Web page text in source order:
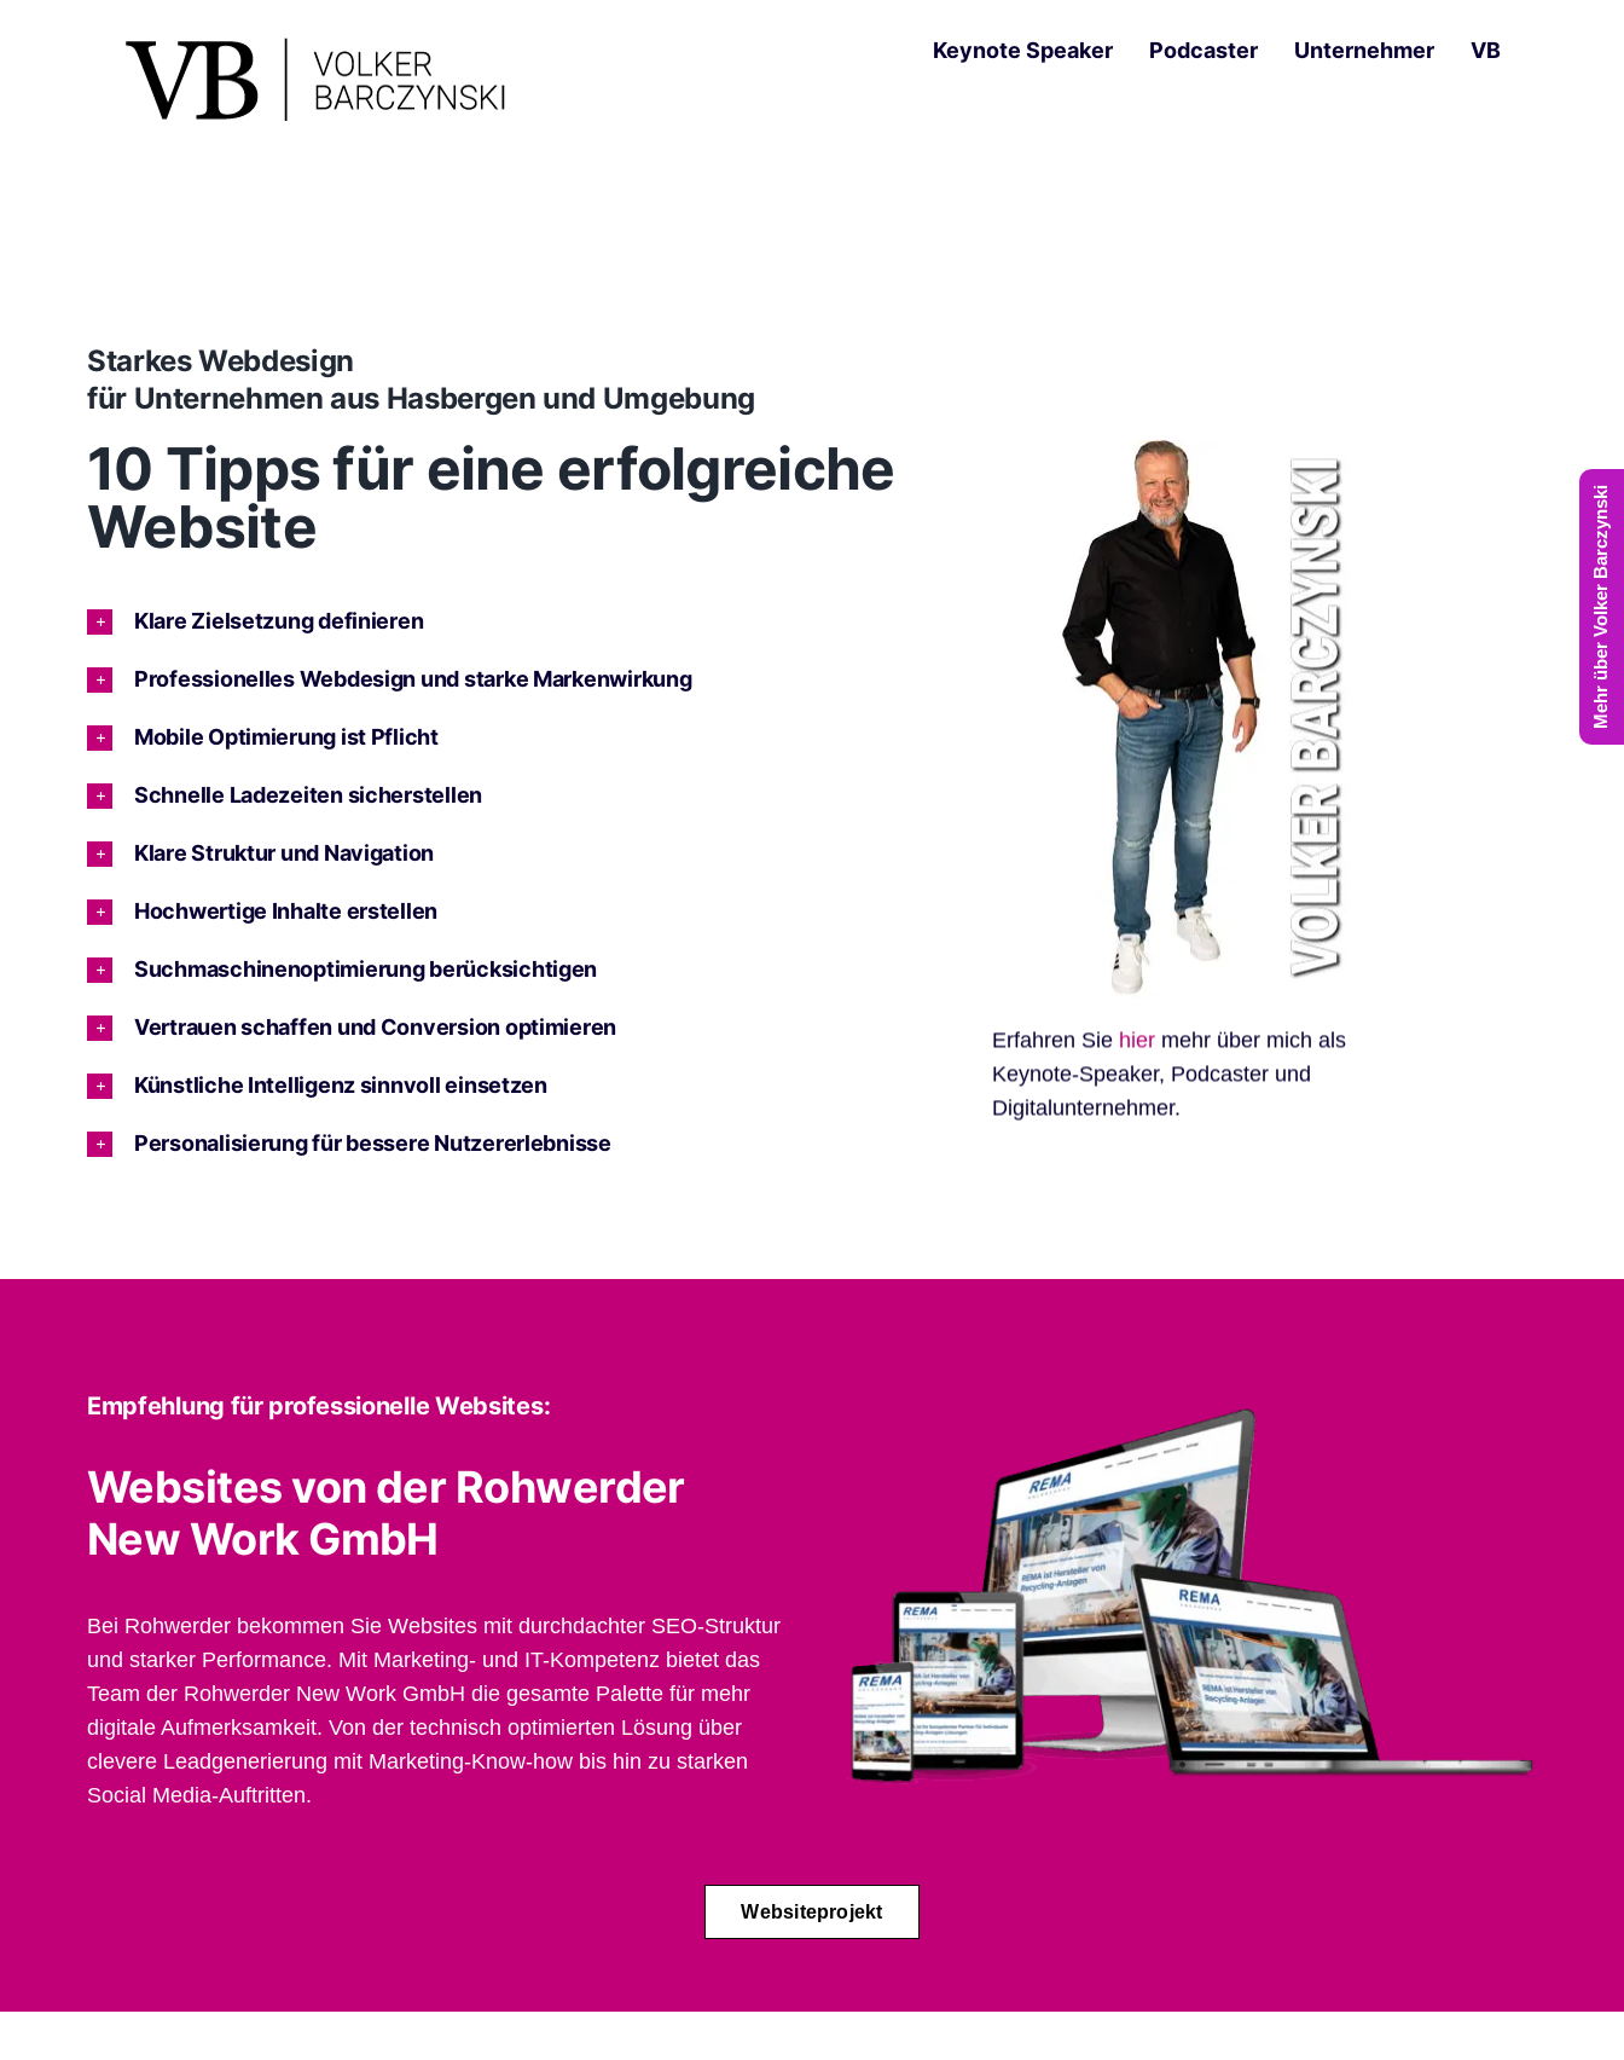
Keynote Speaker Podcaster Unternehmer VB
Starkes Webdesign
für Unternehmen aus Hasbergen und Umgebung
10 Tipps für eine erfolgreiche
Website
Klare Zielsetzung definieren
Professionelles Webdesign und starke Markenwirkung
Mobile Optimierung ist Pflicht
Schnelle Ladezeiten sicherstellen
Klare Struktur und Navigation
Hochwertige Inhalte erstellen
Suchmaschinenoptimierung berücksichtigen
Vertrauen schaffen und Conversion optimieren
Künstliche Intelligenz sinnvoll einsetzen
Personalisierung für bessere Nutzererlebnisse
Erfahren Sie hiermehr über mich als
Keynote-Speaker, Podcaster und
Digitalunternehmer.
Empfehlung für professionelle Websites:
Websites von der Rohwerder
New Work GmbH
Bei Rohwerder bekommen Sie Websites mit durchdachter SEO-Struktur
und starker Performance. Mit Marketing- und IT-Kompetenz bietet das
Team der Rohwerder New Work GmbH die gesamte Palette für mehr
digitale Aufmerksamkeit. Von der technisch optimierten Lösung über
clevere Leadgenerierung mit Marketing-Know-how bis hin zu starken
Social Media-Auftritten.
Websiteprojekt
Mehr über Volker Barczynski